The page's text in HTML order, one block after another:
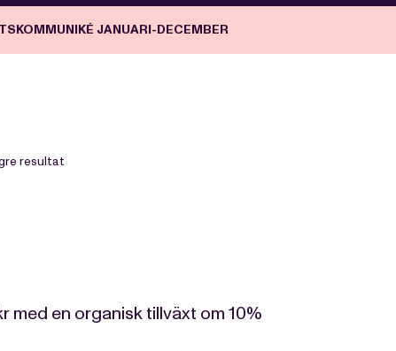
JANUARI-DECEMBER
resultat
med en organisk tillväxt om 10%